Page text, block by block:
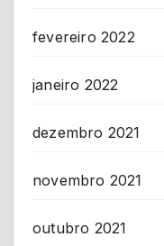
fevereiro 2022
janeiro 2022
dezembro 2021
novembro 2021
outubro 2021